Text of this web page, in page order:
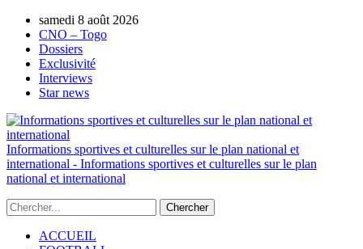
samedi 8 août 2026
CNO – Togo
Dossiers
Exclusivité
Interviews
Star news
Informations sportives et culturelles sur le plan national et
international - Informations sportives et culturelles sur le plan
national et international
ACCUEIL
AUTORISATION DE LA HAAC N°0134/HAAC/12-